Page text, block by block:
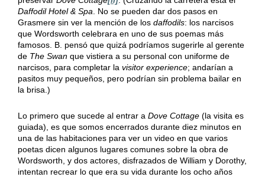
Daffodil Hotel & Spa . No se pueden dar dos pasos en
Grasmere sin ver la mención de los daffodils: los narcisos
que Wordsworth celebrara en uno de sus poemas más
famosos. B. pensó que quizá podríamos sugerirle al gerente
de The Swanque vistiera a su personal con uniforme de
narcisos, para completar la visitor experience; andarían a
pasitos muy pequeños, pero podrían sin problema bailar en
la brisa.)
Lo primero que sucede al entrar a Dove Cottage(la visita es
guiada), es que somos encerrados durante diez minutos en
una de las habitaciones para ver un video en que varios
poetas dicen algunos lugares comunes sobre la obra de
Wordsworth, y dos actores, disfrazados de William y Dorothy,
intentan recrear lo que era su vida durante los ocho años